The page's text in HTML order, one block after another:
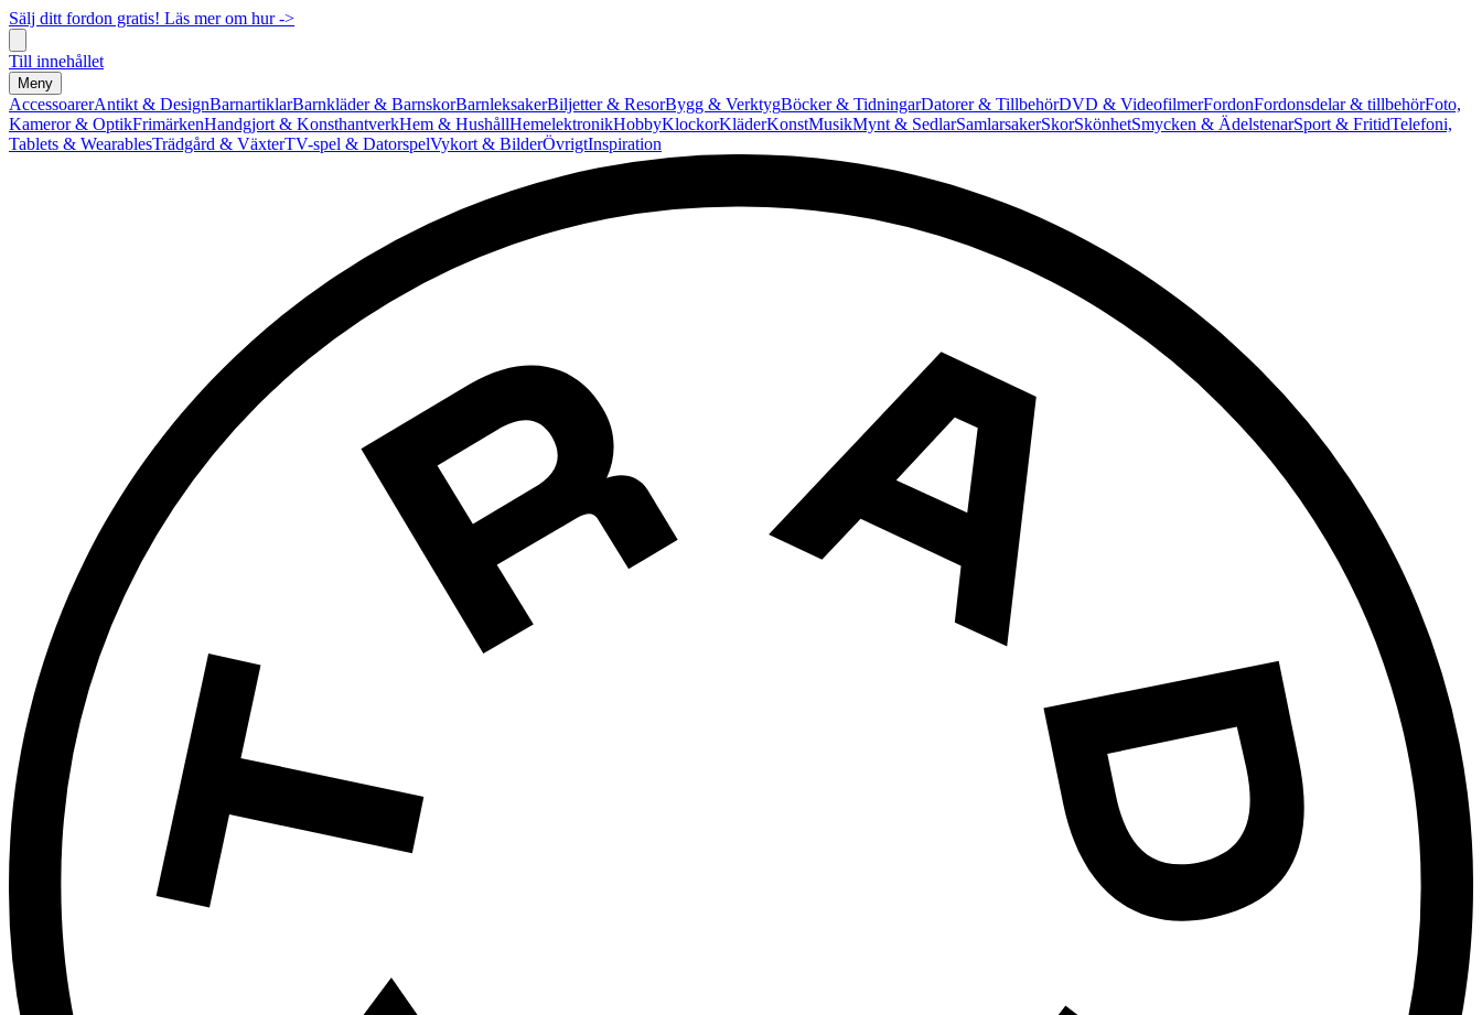
Sälj ditt fordon gratis! Läs mer om hur ->
Till innehållet
Meny
AccessoarerAntikt & DesignBarnartiklarBarnkläder & BarnskorBarnleksakerBiljetter & ResorBygg & VerktygBöcker & TidningarDatorer & TillbehörDVD & VideofilmerFordonFordonsdelar & tillbehörFoto,
Kameror & OptikFrimärkenHandgjort & KonsthantverkHem & HushållHemelektronikHobbyKlockorKläderKonstMusikMynt & SedlarSamlarsakerSkorSkönhetSmycken & ÄdelstenarSport & FritidTelefoni,
Tablets & WearablesTrädgård & VäxterTV-spel & DatorspelVykort & BilderÖvrigtInspiration